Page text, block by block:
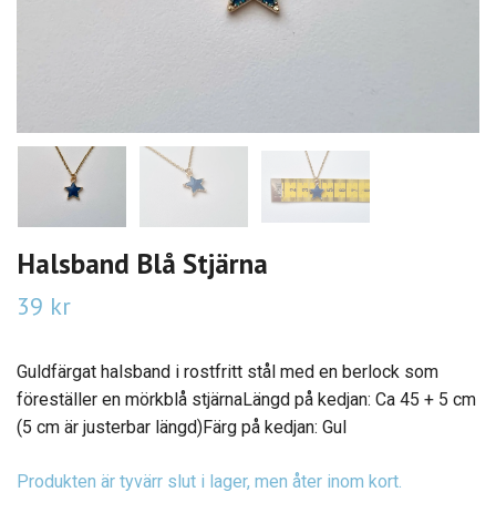
Halsband Blå Stjärna
39 kr
Guldfärgat halsband i rostfritt stål med en berlock som
föreställer en mörkblå stjärnaLängd på kedjan: Ca 45 + 5 cm
(5 cm är justerbar längd)Färg på kedjan: Gul
Produkten är tyvärr slut i lager, men åter inom kort.